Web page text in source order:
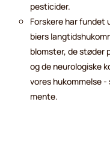
pesticider.
Forskere har fundet
biers
blomster, de støder
og de neurologiske
vores hukommelse
mente.